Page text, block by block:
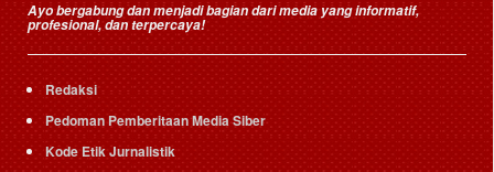
Ayo bergabung dan menjadi bagian dari media yang informatif,
profesional, dan terpercaya!
Redaksi
Pedoman Pemberitaan Media Siber
Kode Etik Jurnalistik